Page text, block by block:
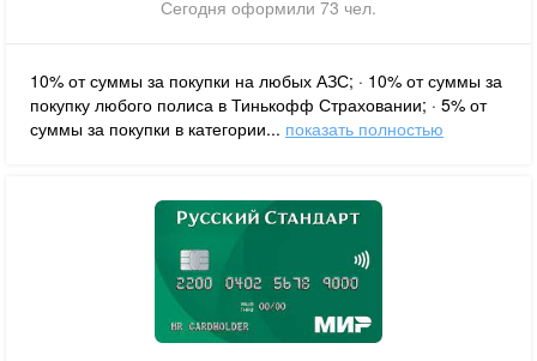
Сегодня оформили 73 чел.
10% от суммы за покупки на любых АЗС; · 10% от суммы за
покупку любого полиса в Тинькофф Страховании; · 5% от
суммы за покупки в категории... показать полностью